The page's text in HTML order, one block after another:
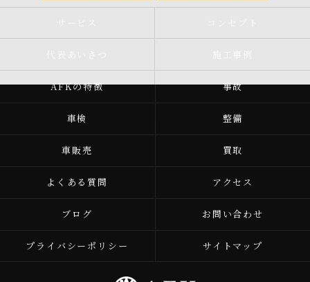
サービス コンセプト
代表あいさつ 施工事例
AFKの特徴 事故
車検 整備
車販売 買取
よくある質問 アクセス
ブログ お問い合わせ
プライバシーポリシー サイトマップ